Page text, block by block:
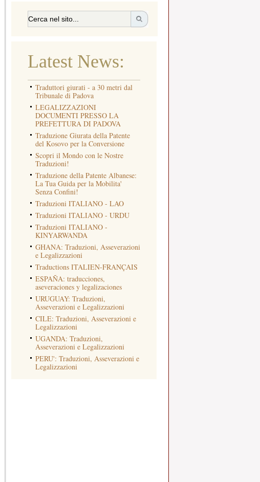
Latest News:
Traduttori giurati - a 30 metri dal
Tribunale di Padova
LEGALIZZAZIONI
DOCUMENTI PRESSO LA
PREFETTURA DI PADOVA
Traduzione Giurata della Patente
del Kosovo per la Conversione
Scopri il Mondo con le Nostre
Traduzioni!
Traduzione della Patente Albanese:
La Tua Guida per la Mobilita'
Senza Confini!
Traduzioni ITALIANO - LAO
Traduzioni ITALIANO - URDU
Traduzioni ITALIANO -
KINYARWANDA
GHANA: Traduzioni, Asseverazioni
e Legalizzazioni
Traductions ITALIEN-FRANÇAIS
ESPAÑA: traducciones,
aseveraciones y legalizaciones
URUGUAY: Traduzioni,
Asseverazioni e Legalizzazioni
CILE: Traduzioni, Asseverazioni e
Legalizzazioni
UGANDA: Traduzioni,
Asseverazioni e Legalizzazioni
PERU': Traduzioni, Asseverazioni e
Legalizzazioni